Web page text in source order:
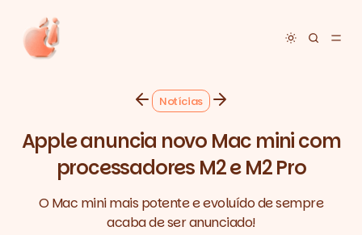
Toggle
Notícias
Apple anuncia novo Mac mini com
processadores M2 e M2 Pro
O Mac mini mais potente e evoluído de sempre
acaba de ser anunciado!